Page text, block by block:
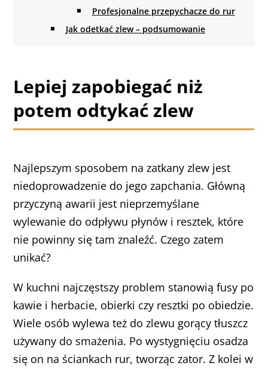
Profesjonalne przepychacze do rur
Jak odetkać zlew – podsumowanie
Lepiej zapobiegać niż
potem odtykać zlew
Najlepszym sposobem na zatkany zlew jest
niedoprowadzenie do jego zapchania. Główną
przyczyną awarii jest nieprzemyślane
wylewanie do odpływu płynów i resztek, które
nie powinny się tam znaleźć. Czego zatem
unikać?
W kuchni najczęstszy problem stanowią fusy po
kawie i herbacie, obierki czy resztki po obiedzie.
Wiele osób wylewa też do zlewu gorący tłuszcz
używany do smażenia. Po wystygnięciu osadza
się on na ściankach rur, tworząc zator. Z kolei w